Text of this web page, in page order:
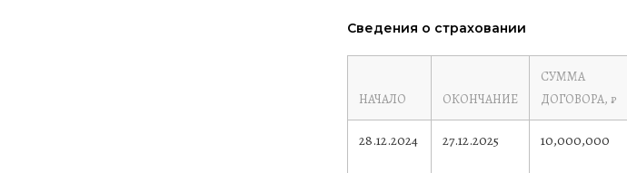
Сведения о страховании
НАЧАЛО ОКОНЧАНИЕ
СУММА
ДОГОВОРА, ₽
28.12.2024 27.12.2025 10,000,000